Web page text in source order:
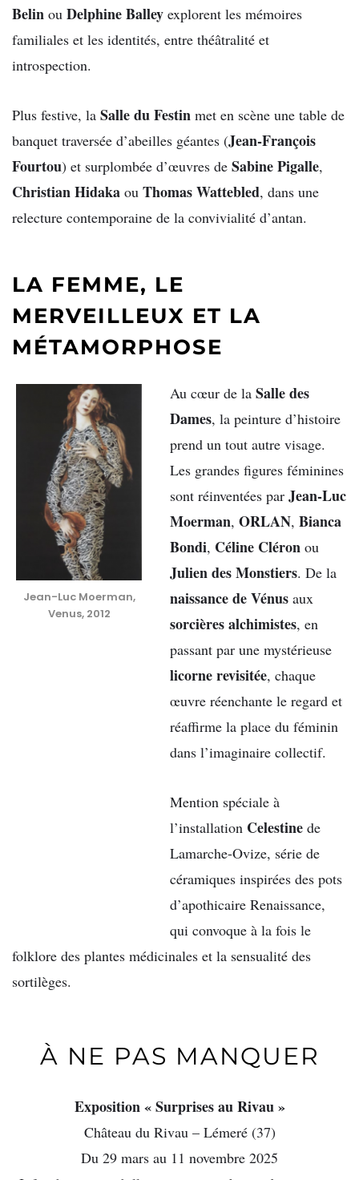
Belin ou Delphine Balley explorent les mémoires
familiales et les identités, entre théâtralité et
introspection.
Plus festive, la Salle du Festin met en scène une table de
banquet traversée d’abeilles géantes (Jean-François
Fourtou) et surplombée d’œuvres de Sabine Pigalle,
Christian Hidaka ou Thomas Wattebled, dans une
relecture contemporaine de la convivialité d’antan.
LA FEMME, LE
MERVEILLEUX ET LA
MÉTAMORPHOSE
Jean-Luc Moerman,
Venus, 2012
Au cœur de la Salle des
Dames, la peinture d’histoire
prend un tout autre visage.
Les grandes figures féminines
sont réinventées par Jean-Luc
Moerman, ORLAN, Bianca
Bondi, Céline Cléron ou
Julien des Monstiers. De la
naissance de Vénus aux
sorcières alchimistes, en
passant par une mystérieuse
licorne revisitée, chaque
œuvre réenchante le regard et
réaffirme la place du féminin
dans l’imaginaire collectif.
Mention spéciale à
l’installation Celestine de
Lamarche-Ovize, série de
céramiques inspirées des pots
d’apothicaire Renaissance,
qui convoque à la fois le
folklore des plantes médicinales et la sensualité des
sortilèges.
À NE PAS MANQUER
Exposition « Surprises au Rivau »
Château du Rivau – Lémeré (37)
Du 29 mars au 11 novembre 2025